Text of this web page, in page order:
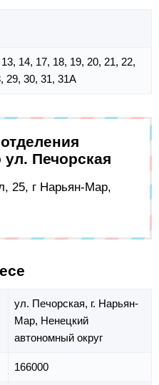
14, 17, 18, 19, 20, 21, 22,
29, 30, 31, 31А
Печорская
25, г Нарьян-Мар,
ул. Печорская, г. Нарьян-
Мар, Ненецкий
автономный округ
166000